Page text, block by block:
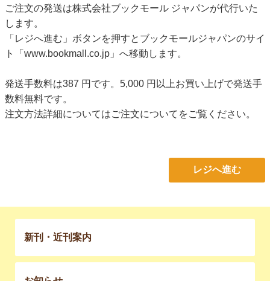
ご注文の発送は株式会社ブックモール ジャパンが代行いた
します。
「レジへ進む」ボタンを押すとブックモールジャパンのサイ
ト「www.bookmall.co.jp」へ移動します。
発送手数料は387 円です。5,000 円以上お買い上げで発送手
数料無料です。
注文方法詳細についてはご注文について をご覧ください。
レジへ進む
新刊・近刊案内